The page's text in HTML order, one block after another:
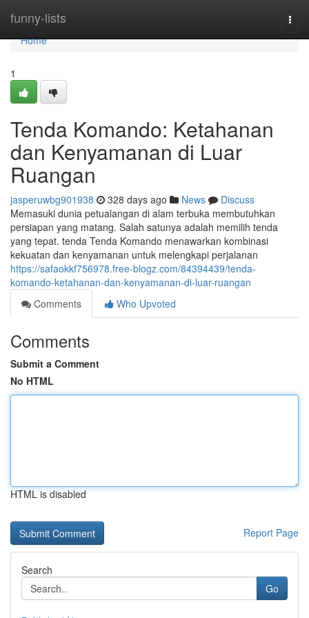
funny-lists
Home
Home
1
Tenda Komando: Ketahanan
dan Kenyamanan di Luar
Ruangan
jasperuwbg901938 328 days ago News
Discuss
Memasuki dunia petualangan di alam terbuka membutuhkan
persiapan yang matang. Salah satunya adalah memilih tenda
yang tepat. tenda Tenda Komando menawarkan kombinasi
kekuatan dan kenyamanan untuk melengkapi perjalanan
https://safaokkf756978.free-blogz.com/84394439/tenda-
komando-ketahanan-dan-kenyamanan-di-luar-ruangan
Comments
Who Upvoted
Comments
Submit a Comment
No HTML
HTML is disabled
Report Page
Search
Go